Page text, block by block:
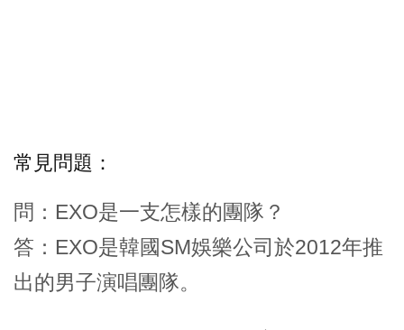
常見問題：
問：EXO是一支怎樣的團隊？
答：EXO是韓國SM娛樂公司於2012年推
出的男子演唱團隊。